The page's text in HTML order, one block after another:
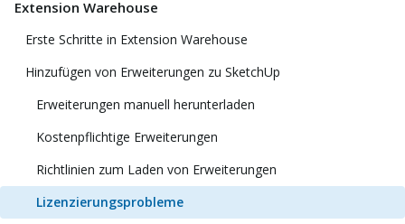
Extension Warehouse
Erste Schritte in Extension Warehouse
Hinzufügen von Erweiterungen zu SketchUp
Erweiterungen manuell herunterladen
Kostenpflichtige Erweiterungen
Richtlinien zum Laden von Erweiterungen
Lizenzierungsprobleme